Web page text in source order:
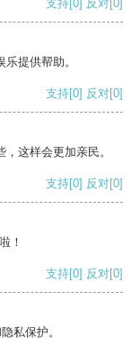
支持 [0] 反对 [0]
提供帮助。
支持[0] 反对[0]
这样会更加亲民。
支持[0] 反对[0]
！
支持[0] 反对[0]
私保护。